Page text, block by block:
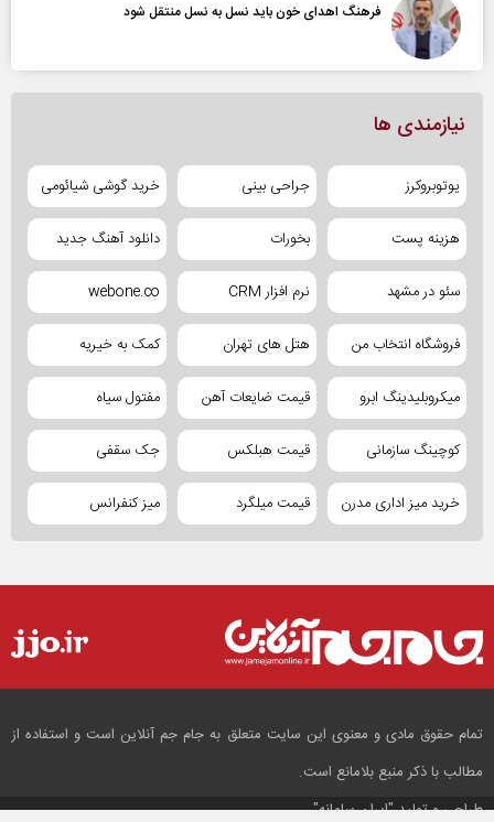
فرهنگ اهدای خون باید نسل به نسل منتقل شود
نیازمندی ها
یوتوبروکرز جراحی بینی خرید گوشی شیائومی
هزینه پست بخورات دانلود آهنگ جدید
سئو در مشهد نرم افزار CRM webone.co
فروشگاه انتخاب من هتل های تهران کمک به خیریه
میکروبلیدینگ ابرو قیمت ضایعات آهن مفتول سیاه
کوچینگ سازمانی قیمت هبلکس جک سقفی
خرید میز اداری مدرن قیمت میلگرد میز کنفرانس
تمام حقوق مادی و معنوی این سایت متعلق به جام جم آنلاین است و استفاده از
مطالب با ذکر منبع بلامانع است.
طراحی و تولید"ایران سامانه"